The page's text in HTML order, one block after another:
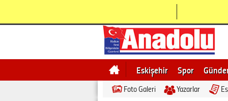
Eskişehir Spor
Bilecik
Ne demek
Foto Galeri Yazarlar